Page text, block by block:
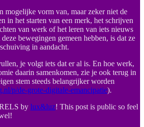
mogelijke vorm van, maar zeker niet de
in het starten van een merk, het schrijven
van werk of het leren van iets nieuws
bewegingen gemeen hebben, is dat ze
in aandacht.
je volgt iets dat er al is. En hoe werk,
daarin samenkomen, zie je ook terug in
stem steeds belangrijker worden
p/de-grote-digitale-emancipatie).
by lux&luz! This post is public so feel